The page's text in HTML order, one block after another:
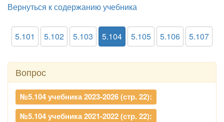
Вернуться к содержанию учебника
5.101 5.102 5.103 5.104 5.105 5.106 5.107
Вопрос
№5.104 учебника 2023-2026 (стр. 22):
№5.104 учебника 2021-2022 (стр. 22):